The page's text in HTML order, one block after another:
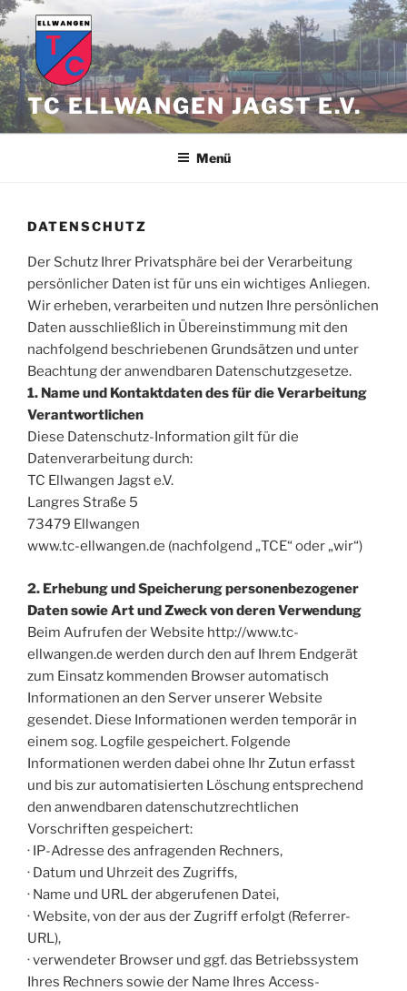
Zum
Inhalt
springen
TC ELLWANGEN JAGST E.V.
Menü
DATENSCHUTZ
Der Schutz Ihrer Privatsphäre bei der Verarbeitung
persönlicher Daten ist für uns ein wichtiges Anliegen.
Wir erheben, verarbeiten und nutzen Ihre persönlichen
Daten ausschließlich in Übereinstimmung mit den
nachfolgend beschriebenen Grundsätzen und unter
Beachtung der anwendbaren Datenschutzgesetze.
1. Name und Kontaktdaten des für die Verarbeitung
Verantwortlichen
Diese Datenschutz-Information gilt für die
Datenverarbeitung durch:
TC Ellwangen Jagst e.V.
Langres Straße 5
73479 Ellwangen
www.tc-ellwangen.de (nachfolgend „TCE“ oder „wir“)
2. Erhebung und Speicherung personenbezogener
Daten sowie Art und Zweck von deren Verwendung
Beim Aufrufen der Website http://www.tc-
ellwangen.de werden durch den auf Ihrem Endgerät
zum Einsatz kommenden Browser automatisch
Informationen an den Server unserer Website
gesendet. Diese Informationen werden temporär in
einem sog. Logfile gespeichert. Folgende
Informationen werden dabei ohne Ihr Zutun erfasst
und bis zur automatisierten Löschung entsprechend
den anwendbaren datenschutzrechtlichen
Vorschriften gespeichert:
· IP-Adresse des anfragenden Rechners,
· Datum und Uhrzeit des Zugriffs,
· Name und URL der abgerufenen Datei,
· Website, von der aus der Zugriff erfolgt (Referrer-
URL),
· verwendeter Browser und ggf. das Betriebssystem
Ihres Rechners sowie der Name Ihres Access-